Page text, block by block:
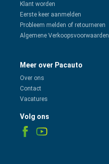
Klant worden
Eerste keer aanmelden
Probleem melden of retourneren
Algemene Verkoopsvoorwaarden
Meer over Pacauto
Over ons
Contact
Vacatures
Volg ons